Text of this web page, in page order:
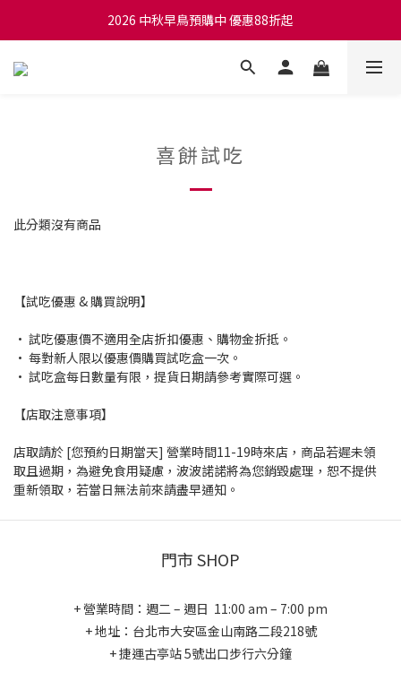
2026 中秋早鳥預購中 優惠88折起
喜餅試吃
此分類沒有商品
【試吃優惠 & 購買說明】
• 試吃優惠價不適用全店折扣優惠、購物金折抵。
• 每對新人限以優惠價購買試吃盒一次。
• 試吃盒每日數量有限，提貨日期請參考實際可選。
【店取注意事項】
店取請於 [您預約日期當天] 營業時間11-19時來店，商品若遲未領
取且過期，為避免食用疑慮，波波諾諾將為您銷毀處理，恕不提供
重新領取，若當日無法前來請盡早通知。
門市 SHOP
+ 營業時間：週二 – 週日 11:00 am – 7:00 pm
+ 地址：台北市大安區金山南路二段218號
+ 捷運古亭站 5號出口步行六分鐘